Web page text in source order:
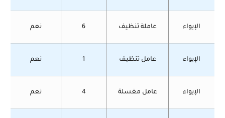
الإيواء عاملة تنظيف 6 نعم
الإيواء عامل تنظيف 1 نعم
الإيواء عامل مغسلة 4 نعم